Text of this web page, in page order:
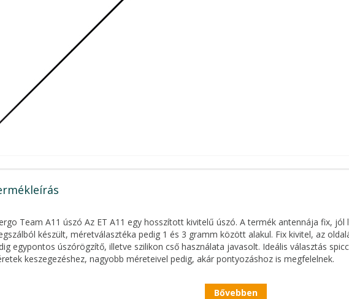
Team A11 úszó Az ET A11 egy hosszított kivitelű úszó. A termék antennája fix,
készült, méretválasztéka pedig 1 és 3 gramm között alakul. Fix kivitel, az
egypontos úszórögzítő, illetve szilikon cső használata javasolt. Ideális választás
keszegezéshez, nagyobb méreteivel pedig, akár pontyozáshoz is megfelelnek.
Bővebben